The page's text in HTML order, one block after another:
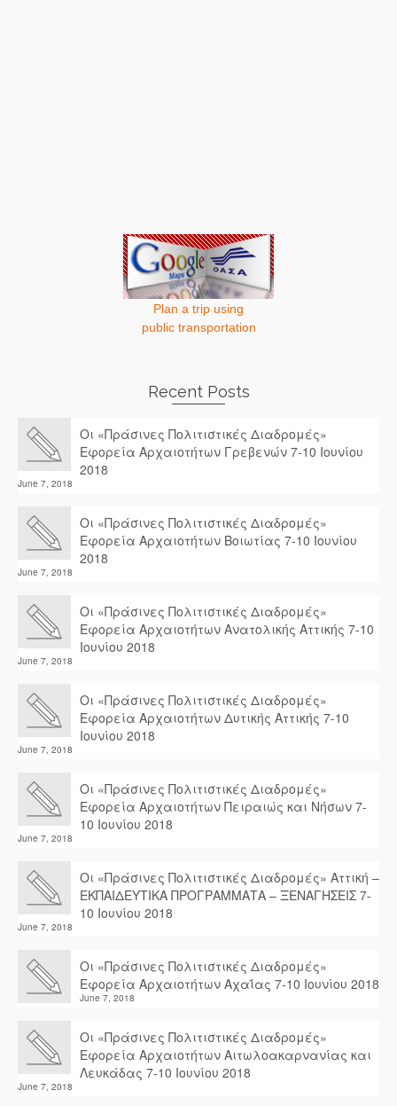
Plan a trip using
public transportation
Recent Posts
Οι «Πράσινες Πολιτιστικές Διαδρομές»
Εφορεία Αρχαιοτήτων Γρεβενών 7-10 Ιουνίου
2018
June 7, 2018
Οι «Πράσινες Πολιτιστικές Διαδρομές»
Εφορεία Αρχαιοτήτων Βοιωτίας 7-10 Ιουνίου
2018
June 7, 2018
Οι «Πράσινες Πολιτιστικές Διαδρομές»
Εφορεία Αρχαιοτήτων Ανατολικής Αττικής 7-10
Ιουνίου 2018
June 7, 2018
Οι «Πράσινες Πολιτιστικές Διαδρομές»
Εφορεία Αρχαιοτήτων Δυτικής Αττικής 7-10
Ιουνίου 2018
June 7, 2018
Οι «Πράσινες Πολιτιστικές Διαδρομές»
Εφορεία Αρχαιοτήτων Πειραιώς και Νήσων 7-
10 Ιουνίου 2018
June 7, 2018
Οι «Πράσινες Πολιτιστικές Διαδρομές» Αττική –
ΕΚΠΑΙΔΕΥΤΙΚΑ ΠΡΟΓΡΑΜΜΑΤΑ – ΞΕΝΑΓΗΣΕΙΣ 7-
10 Ιουνίου 2018
June 7, 2018
Οι «Πράσινες Πολιτιστικές Διαδρομές»
Εφορεία Αρχαιοτήτων Αχαΐας 7-10 Ιουνίου 2018
June 7, 2018
Οι «Πράσινες Πολιτιστικές Διαδρομές»
Εφορεία Αρχαιοτήτων Αιτωλοακαρνανίας και
Λευκάδας 7-10 Ιουνίου 2018
June 7, 2018